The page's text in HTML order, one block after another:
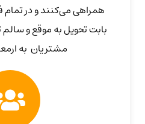
همراهی می‌کنند و در تمام
بابت تحویل به موقع و سالم
مشتریان به